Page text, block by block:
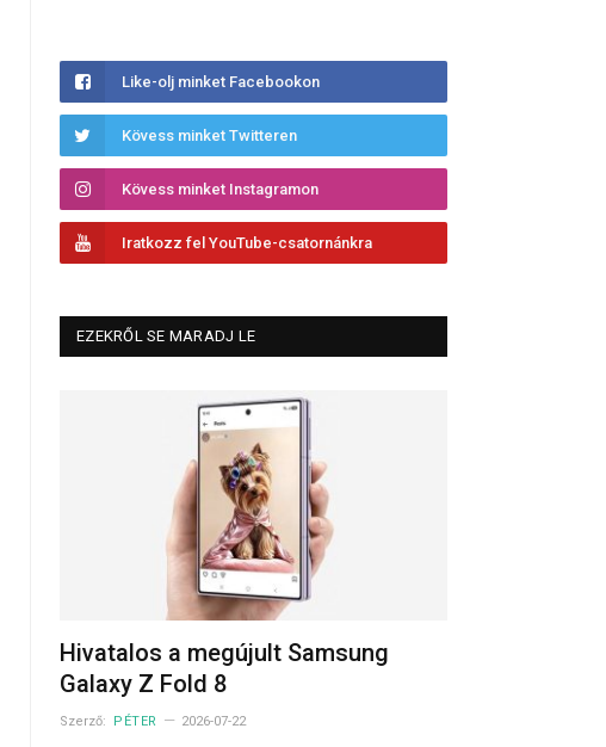
Like-olj minket Facebookon
Kövess minket Twitteren
Kövess minket Instagramon
Iratkozz fel YouTube-csatornánkra
EZEKRŐL SE MARADJ LE
Hivatalos a megújult Samsung
Galaxy Z Fold 8
Szerző: PÉTER 2026-07-22